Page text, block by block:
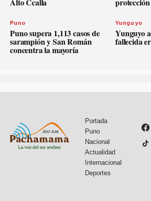
Alto Ccalla
Puno
Puno supera 1,113 casos de
sarampión y San Román
concentra la mayoría
Yunguyo
Yunguyo
fallecida
Portada
Puno
Nacional
Actualidad
Internacional
Deportes